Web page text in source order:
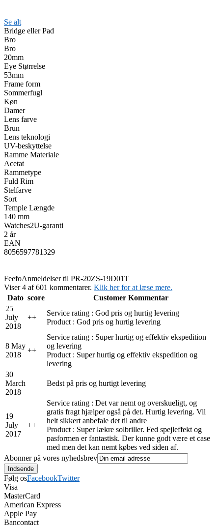
Se alt
Bridge eller Pad
Bro
Bro
20mm
Eye Størrelse
53mm
Frame form
Sommerfugl
Køn
Damer
Lens farve
Brun
Lens teknologi
UV-beskyttelse
Ramme Materiale
Acetat
Rammetype
Fuld Rim
Stelfarve
Sort
Temple Længde
140 mm
Watches2U-garanti
2 år
EAN
8056597781329
FeefoAnmeldelser til PR-20ZS-19D01T
Viser 4 af 601 kommentarer. Klik her for at læse mere.
Dato score
Customer Kommentar
25
July
2018
++
Service rating : God pris og hurtig levering
Product : God pris og hurtig levering
8 May
2018
++
Service rating : Super hurtig og effektiv ekspedition
og levering
Product : Super hurtig og effektiv ekspedition og
levering
30
March
2018
Bedst på pris og hurtigt levering
19
July
2017
++
Service rating : Det var nemt og overskueligt, og
gratis fragt hjælper også på det. Hurtig levering. Vil
helt sikkert anbefale det til andre
Product : Super lækre solbriller. Fed spejleffekt og
pasformen er fantastisk. Der kunne godt være et case
med men det kan nemt købes ved siden af.
Abonner på vores nyhedsbrev
Følg osFacebookTwitter
Visa
MasterCard
American Express
Apple Pay
Bancontact